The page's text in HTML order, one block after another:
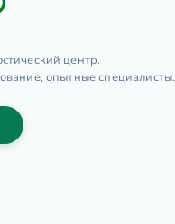
центр.
опытные специалисты.